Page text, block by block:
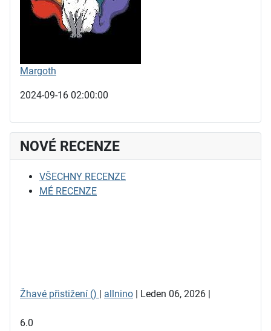
Margoth
2024-09-16 02:00:00
NOVÉ RECENZE
VŠECHNY RECENZE
MÉ RECENZE
Žhavé přistižení () allnino | Leden 06, 2026 |
6.0